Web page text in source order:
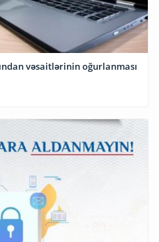
vəsaitlərinin oğurlanması